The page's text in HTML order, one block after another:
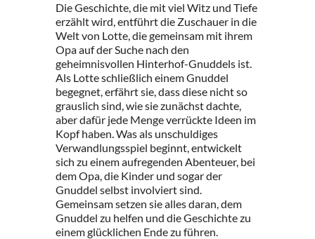
Die Geschichte, die mit viel Witz und Tiefe
erzählt wird, entführt die Zuschauer in die
Welt von Lotte, die gemeinsam mit ihrem
Opa auf der Suche nach den
geheimnisvollen Hinterhof-Gnuddels ist.
Als Lotte schließlich einem Gnuddel
begegnet, erfährt sie, dass diese nicht so
grauslich sind, wie sie zunächst dachte,
aber dafür jede Menge verrückte Ideen im
Kopf haben. Was als unschuldiges
Verwandlungsspiel beginnt, entwickelt
sich zu einem aufregenden Abenteuer, bei
dem Opa, die Kinder und sogar der
Gnuddel selbst involviert sind.
Gemeinsam setzen sie alles daran, dem
Gnuddel zu helfen und die Geschichte zu
einem glücklichen Ende zu führen.